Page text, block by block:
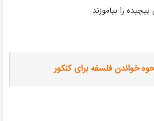
را بیاموزند.
خواندن فلسفه برای کنکور